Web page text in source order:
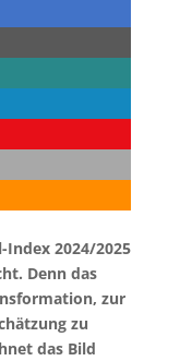
2024/2025
Denn das
zur
zu
das Bild